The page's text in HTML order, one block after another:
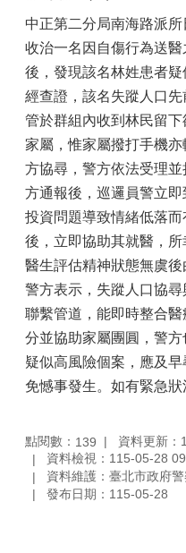
中正第二分局南海路派
收治一名因自傷行為送
後，發現該名林姓患者疑
經查證，該名失蹤人口
管於群組內收到林民留
家屬，惟家屬撥打手機
方協尋，警方依法受理
方通報後，巡邏員警立
投資問題導致情緒低落
後，立即協助其就醫，
醫生評估精神狀態無虞後
警方表示，失蹤人口協
聯繫管道，能即時整合
分並協助家屬團圓，警
疑似高風險個案，應及
免憾事發生。如有緊急狀
點閱數： 139
資料更新：
資料檢視：115-05-28
資料維護：臺北市政府
發布日期：115-05-28